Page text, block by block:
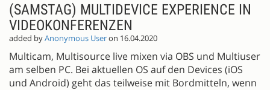
(SAMSTAG) MULTIDEVICE EXPERIENCE IN
VIDEOKONFERENZEN
added byAnonymous Useron 16.04.2020
Multicam, Multisource live mixen via OBS und Multiuser
am selben PC. Bei aktuellen OS auf den Devices (iOS
und Android) geht das teilweise mit Bordmitteln, wenn